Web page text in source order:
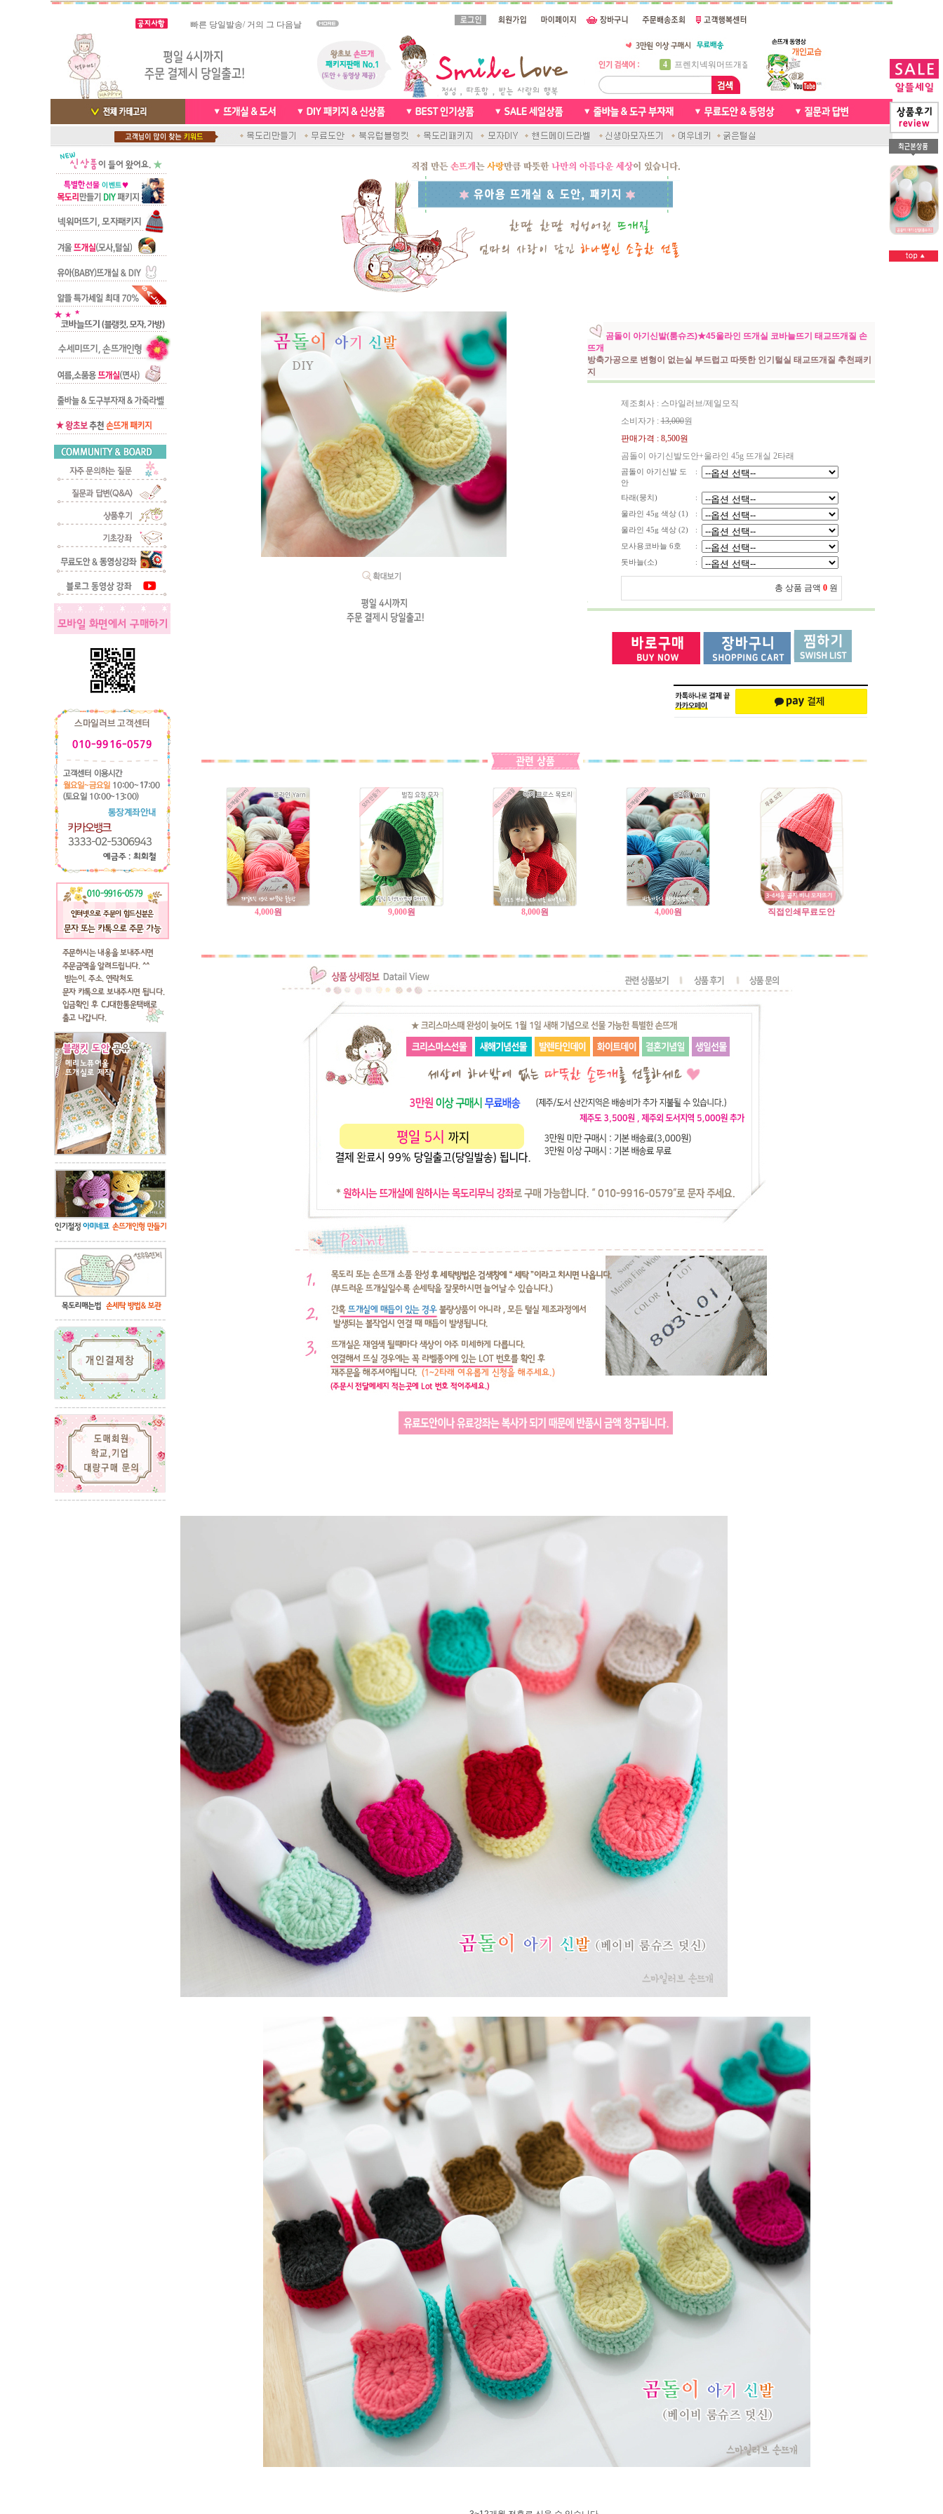
스마트폰으로 핸드폰 결제 ,카드
배송완료 /
5
비니방울모자 동영상
6
꽈배기목도리
7
천연가죽 핸드메이드라벨
8
신생아모자뜨기
10
손뜨개인형
1
자라무늬 목도리뜨기
2
브라이언 꽈배기목도리
곰돌이 아기신발(룸슈즈)★45울라인 뜨개실 코바늘뜨기 태교뜨개질 손
뜨개
방축가공으로 변형이 없는실 부드럽고 따뜻한 인기털실 태교뜨개질 추천패키
지
제조회사 : 스마일러브/제일모직
소비자가 :13,000원
판매가격 : 8,500원
곰돌이 아기신발도안+울라인 45g 뜨개실 2타래
곰돌이 아기신발 도
안
:
타래(뭉치)
:
울라인 45g 색상 (1)
:
울라인 45g 색상 (2)
:
모사용코바늘 6호
:
돗바늘(소)
:
총 상품 금액 0 원
4,000원 9,000원 8,000원 4,000원 직접인쇄무료도안